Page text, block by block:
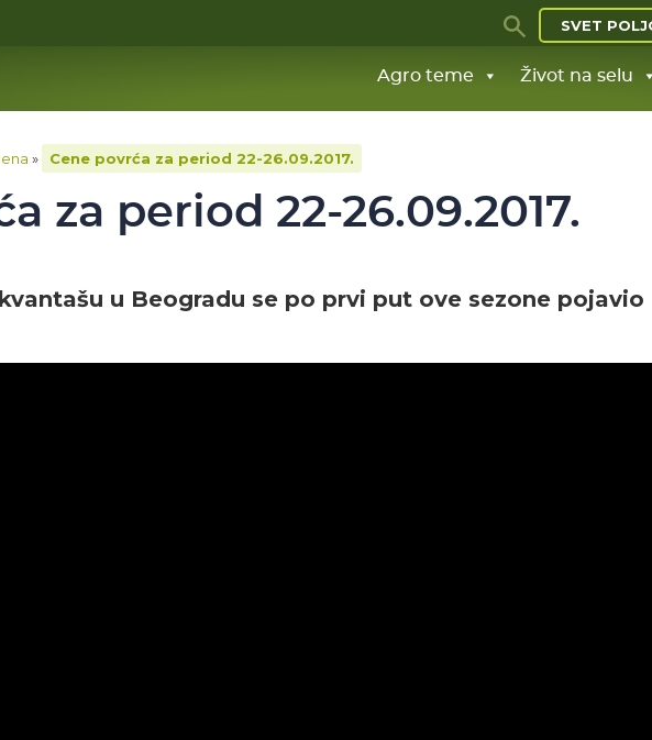
SVET
Agro teme Život na selu
» Cene povrća za period 22-26.09.2017.
za period 22-26.09.2017.
u Beogradu se po prvi put ove sezone pojavio